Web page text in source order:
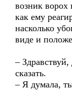
возник
как ему
насколько
виде и
–
сказать.
– Я думала,